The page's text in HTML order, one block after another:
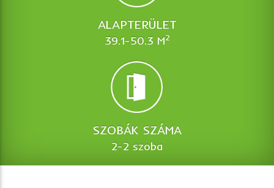
ALAPTERÜLET
39.1-50.3 M2
SZOBÁK SZÁMA
2-2 szoba